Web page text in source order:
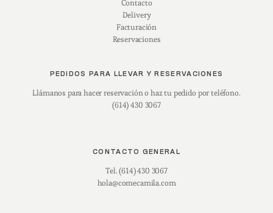
Contacto
Delivery
Facturación
Reservaciones
PEDIDOS PARA LLEVAR Y RESERVACIONES
Llámanos para hacer reservación o haz tu pedido por teléfono.
(614) 430 3067
CONTACTO GENERAL
Tel. (614) 430 3067
hola@comecamila.com